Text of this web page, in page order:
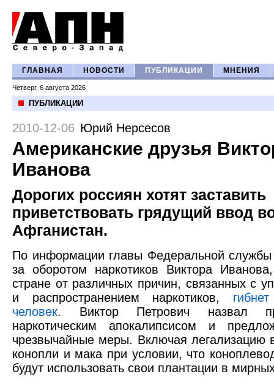
ГЛАВНАЯ НОВОСТИ ПУБЛИКАЦИИ МНЕНИЯ
Четверг, 6 августа 2026
ПУБЛИКАЦИИ
2010-12-06 Юрий Нерсесов
Американские друзья
Иванова
Дорогих россиян хотят заставить
приветствовать грядущий ввод
Афганистан.
По информации главы Федеральной
за оборотом наркотиков Виктора
стране от различных причин, связанных с
и распространением наркотиков,
человек. Виктор Петрович назвал
наркотическим апокалипсисом и
чрезвычайные меры. Включая легализацию
конопли и мака при условии, что
будут использовать свои плантации в